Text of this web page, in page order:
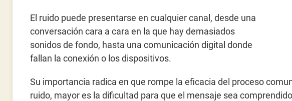
El ruido puede presentarse en cualquier canal, desde una
conversación cara a cara en la que hay demasiados
sonidos de fondo, hasta una comunicación digital donde
fallan la conexión o los dispositivos.
Su importancia radica en que rompe la eficacia del proceso
ruido, mayor es la dificultad para que el mensaje sea